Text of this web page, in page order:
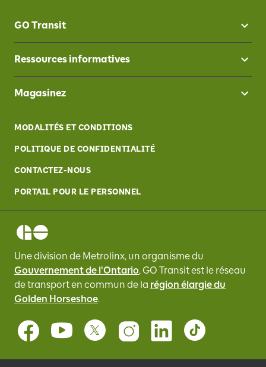
GO Transit
Ressources informatives
Magasinez
MODALITÉS ET CONDITIONS
POLITIQUE DE CONFIDENTIALITÉ
CONTACTEZ-NOUS
PORTAIL POUR LE PERSONNEL
Une division de Metrolinx, un organisme du
Gouvernement de l'Ontario, GO Transitest le réseau
de transport en commun de la région élargie du
Golden Horseshoe.